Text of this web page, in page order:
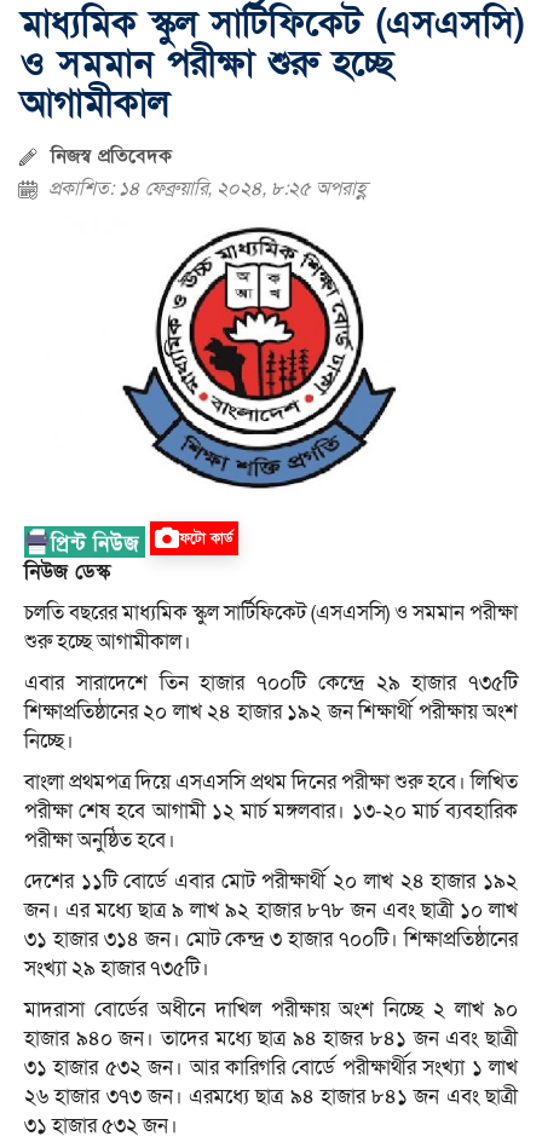
মাধ্যমিক স্কুল সার্টিফিকেট (এসএসসি)
ও সমমান পরীক্ষা শুরু হচ্ছে
আগামীকাল
নিজস্ব প্রতিবেদক
প্রকাশিত: ১৪ ফেব্রুয়ারি, ২০২৪, ৮:২৫ অপরাহ্ণ
ফটো কার্ড
নিউজ ডেস্ক
চলতি বছরের মাধ্যমিক স্কুল সার্টিফিকেট (এসএসসি) ও সমমান পরীক্ষা
শুরু হচ্ছে আগামীকাল।
এবার সারাদেশে তিন হাজার ৭০০টি কেন্দ্রে ২৯ হাজার ৭৩৫টি
শিক্ষাপ্রতিষ্ঠানের ২০ লাখ ২৪ হাজার ১৯২ জন শিক্ষার্থী পরীক্ষায় অংশ
নিচ্ছে।
বাংলা প্রথমপত্র দিয়ে এসএসসি প্রথম দিনের পরীক্ষা শুরু হবে। লিখিত
পরীক্ষা শেষ হবে আগামী ১২ মার্চ মঙ্গলবার। ১৩-২০ মার্চ ব্যবহারিক
পরীক্ষা অনুষ্ঠিত হবে।
দেশের ১১টি বোর্ডে এবার মোট পরীক্ষার্থী ২০ লাখ ২৪ হাজার ১৯২
জন। এর মধ্যে ছাত্র ৯ লাখ ৯২ হাজার ৮৭৮ জন এবং ছাত্রী ১০ লাখ
৩১ হাজার ৩১৪ জন। মোট কেন্দ্র ৩ হাজার ৭০০টি। শিক্ষাপ্রতিষ্ঠানের
সংখ্যা ২৯ হাজার ৭৩৫টি।
মাদরাসা বোর্ডের অধীনে দাখিল পরীক্ষায় অংশ নিচ্ছে ২ লাখ ৯০
হাজার ৯৪০ জন। তাদের মধ্যে ছাত্র ৯৪ হাজর ৮৪১ জন এবং ছাত্রী
৩১ হাজার ৫৩২ জন। আর কারিগরি বোর্ডে পরীক্ষার্থীর সংখ্যা ১ লাখ
২৬ হাজার ৩৭৩ জন। এরমধ্যে ছাত্র ৯৪ হাজার ৮৪১ জন এবং ছাত্রী
৩১ হাজার ৫৩২ জন।